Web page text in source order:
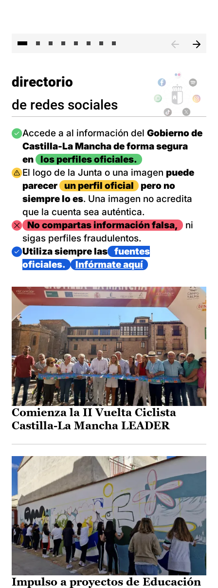
directorio
de redes sociales
Imagen
Accede a al información del Gobierno de
Castilla-La Mancha de forma segura
en
los perfiles oficiales.
Imagen
El logo de la Junta o una imagen puede
parecer
un perfil oficial
pero no
siempre lo es. Una imagen no acredita
que la cuenta sea auténtica.
ImagenNo compartas información falsa,
ni
sigas perfiles fraudulentos.
Imagen
Utiliza siempre las
fuentes
oficiales.
Infórmate aquí
Comienza la II Vuelta Ciclista
Castilla-La Mancha LEADER
Impulso a proyectos de Educación